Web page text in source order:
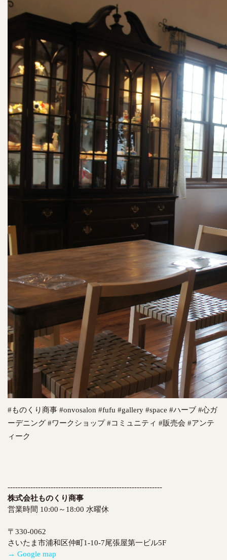
#ものくり商事 #onvosalon #fufu #gallery #space #ハーブ #心ガ
ーデニング #ワークショップ #コミュニティ #販売会 #アンテ
ィーク
-------------------------------------------------------------
株式会社ものくり商事
営業時間 10:00～18:00 水曜休
〒330-0062
さいたま市浦和区仲町1-10-7尾張屋第一ビル5F
→ Google map